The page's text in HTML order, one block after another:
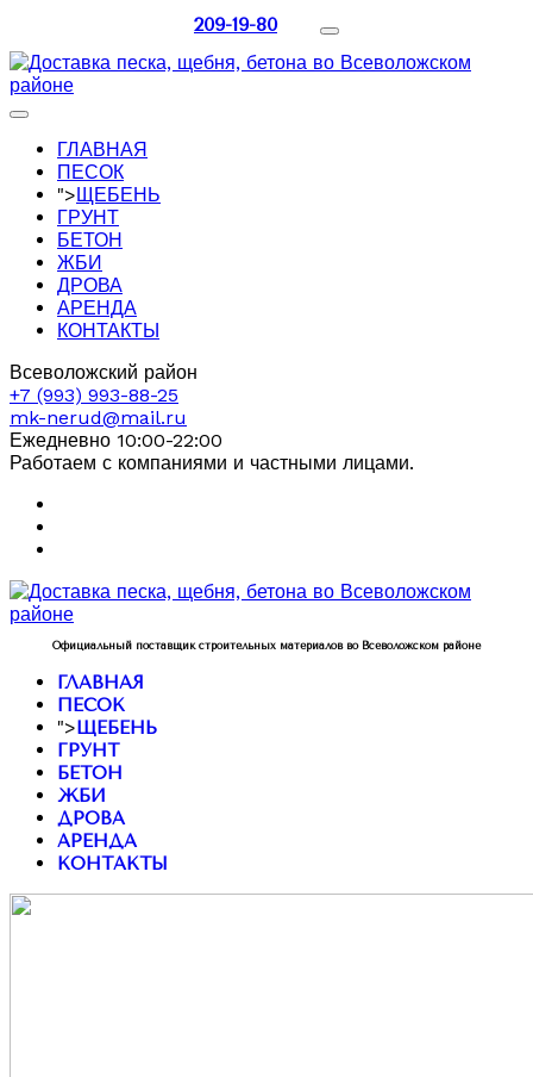
209-19-80
ГЛАВНАЯ
ПЕСОК
">ЩЕБЕНЬ
ГРУНТ
БЕТОН
ЖБИ
ДРОВА
АРЕНДА
КОНТАКТЫ
Всеволожский район
+7 (993) 993-88-25
mk-nerud@mail.ru
Ежедневно 10:00-22:00
Работаем с компаниями и частными лицами.
Официальный поставщик строительных материалов во Всеволожском районе
ГЛАВНАЯ
ПЕСОК
">ЩЕБЕНЬ
ГРУНТ
БЕТОН
ЖБИ
ДРОВА
АРЕНДА
КОНТАКТЫ